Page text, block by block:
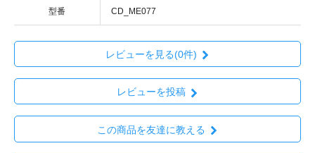
型番 CD_ME077
レビューを見る(0件)
レビューを投稿
この商品を友達に教える